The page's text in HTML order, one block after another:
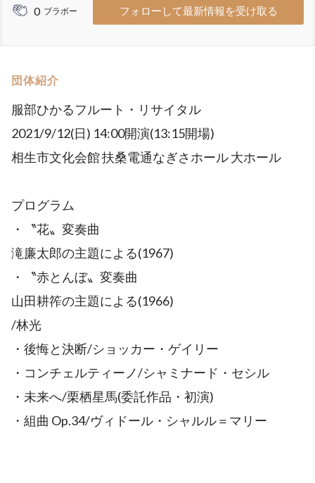
0 ブラボー フォローして最新情報を受け取る
団体紹介
服部ひかるフルート・リサイタル
2021/9/12(日) 14:00開演(13:15開場)
相生市文化会館 扶桑電通なぎさホール 大ホール
プログラム
・〝花〟変奏曲
滝廉太郎の主題による(1967)
・〝赤とんぼ〟変奏曲
山田耕筰の主題による(1966)
/林光
・後悔と決断/ショッカー・ゲイリー
・コンチェルティーノ/シャミナード・セシル
・未来へ/栗栖星馬(委託作品・初演)
・組曲 Op.34/ヴィドール・シャルル＝マリー